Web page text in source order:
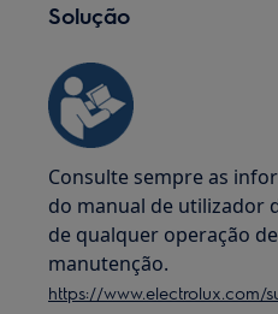
Solução
Consulte sempre as
do manual de utilizador
de qualquer operação
manutenção.
https://www.electrolux.com/